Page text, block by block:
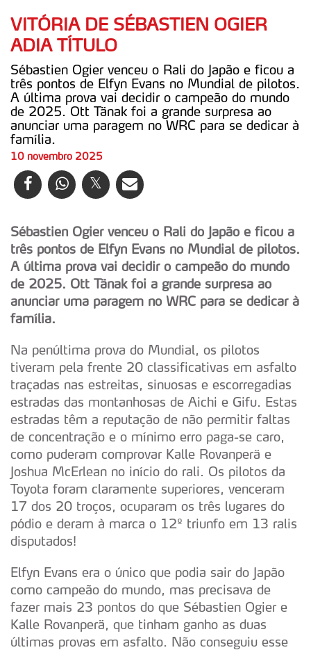
VITÓRIA DE SÉBASTIEN OGIER
ADIA TÍTULO
Sébastien Ogier venceu o Rali do Japão e ficou a
três pontos de Elfyn Evans no Mundial de pilotos.
A última prova vai decidir o campeão do mundo
de 2025. Ott Tänak foi a grande surpresa ao
anunciar uma paragem no WRC para se dedicar à
família.
10 novembro 2025
Sébastien Ogier venceu o Rali do Japão e ficou a
três pontos de Elfyn Evans no Mundial de pilotos.
A última prova vai decidir o campeão do mundo
de 2025. Ott Tänak foi a grande surpresa ao
anunciar uma paragem no WRC para se dedicar à
família.
Na penúltima prova do Mundial, os pilotos
tiveram pela frente 20 classificativas em asfalto
traçadas nas estreitas, sinuosas e escorregadias
estradas das montanhosas de Aichi e Gifu. Estas
estradas têm a reputação de não permitir faltas
de concentração e o mínimo erro paga-se caro,
como puderam comprovar Kalle Rovanperä e
Joshua McErlean no início do rali. Os pilotos da
Toyota foram claramente superiores, venceram
17 dos 20 troços, ocuparam os três lugares do
pódio e deram à marca o 12º triunfo em 13 ralis
disputados!
Elfyn Evans era o único que podia sair do Japão
como campeão do mundo, mas precisava de
fazer mais 23 pontos do que Sébastien Ogier e
Kalle Rovanperä, que tinham ganho as duas
últimas provas em asfalto. Não conseguiu esse